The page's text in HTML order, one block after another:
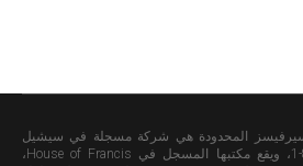
المحدودة هي شركة مسجلة في سيشيل
تحت رقم التسجيل 8426105-1، ويقع مكتبها المسجل في House of Francis،